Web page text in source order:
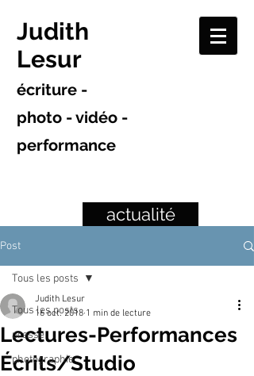
Judith
Lesur
écriture -
photo - vidéo -
performance
actualité
Post
Tous les posts
presse
photographie
Tous les posts
Lectures-Performances
Écrits/Studio
Judith Lesur
16 oct. 2018 1 min de lecture